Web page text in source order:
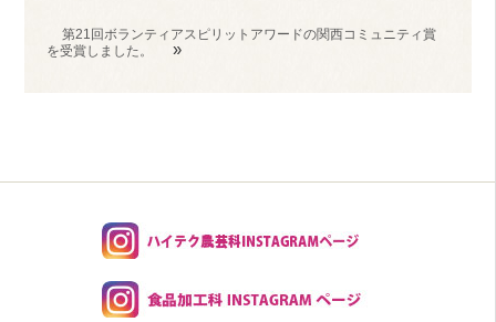
第21回ボランティアスピリットアワードの関西コミュニティ賞
を受賞しました。
»